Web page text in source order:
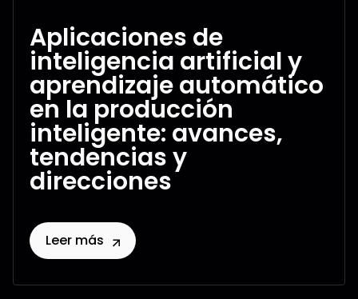
Aplicaciones de
inteligencia artificial y
aprendizaje automático
en la producción
inteligente: avances,
tendencias y
direcciones
Leer más